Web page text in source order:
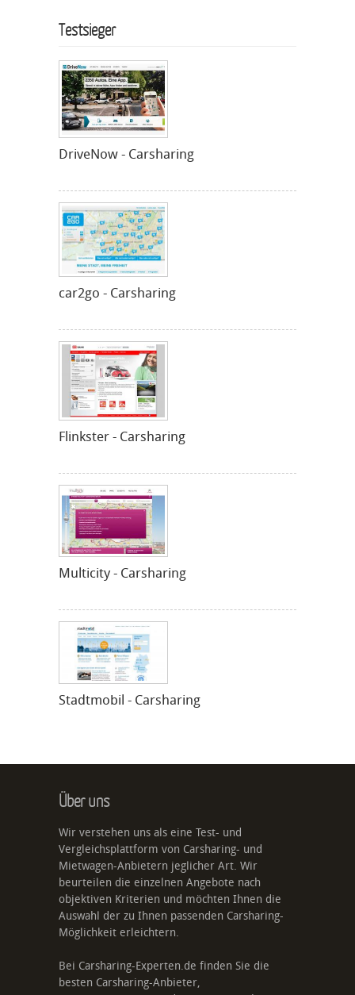
Testsieger
DriveNow - Carsharing
car2go - Carsharing
Flinkster - Carsharing
Multicity - Carsharing
Stadtmobil - Carsharing
Über uns
Wir verstehen uns als eine Test- und
Vergleichsplattform von Carsharing- und
Mietwagen-Anbietern jeglicher Art. Wir
beurteilen die einzelnen Angebote nach
objektiven Kriterien und möchten Ihnen die
Auswahl der zu Ihnen passenden Carsharing-
Möglichkeit erleichtern.
Bei Carsharing-Experten.de finden Sie die
besten Carsharing-Anbieter,